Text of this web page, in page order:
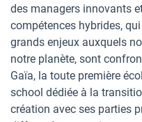
des managers innovants
compétences hybrides,
grands enjeux auxquels
notre planète, sont
Gaïa, la toute première
school dédiée à la
création avec ses parties